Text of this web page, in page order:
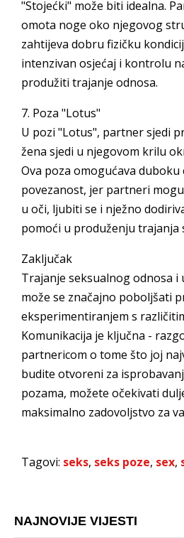
"Stojećki" može biti idealna.
omota noge oko njegovog
zahtijeva dobru fizičku
intenzivan osjećaj i kontrolu
produžiti trajanje odnosa.
7. Poza "Lotus"
U pozi "Lotus", partner sjedi
žena sjedi u njegovom krilu
Ova poza omogućava duboku
povezanost, jer partneri
u oči, ljubiti se i nježno
pomoći u produženju trajanja
Zaključak
Trajanje seksualnog odnosa i
može se značajno poboljšati
eksperimentiranjem s
Komunikacija je ključna -
partnericom o tome što joj
budite otvoreni za
pozama, možete očekivati
maksimalno zadovoljstvo za
Tagovi: seks, seks poze, sex,
NAJNOVIJE VIJESTI